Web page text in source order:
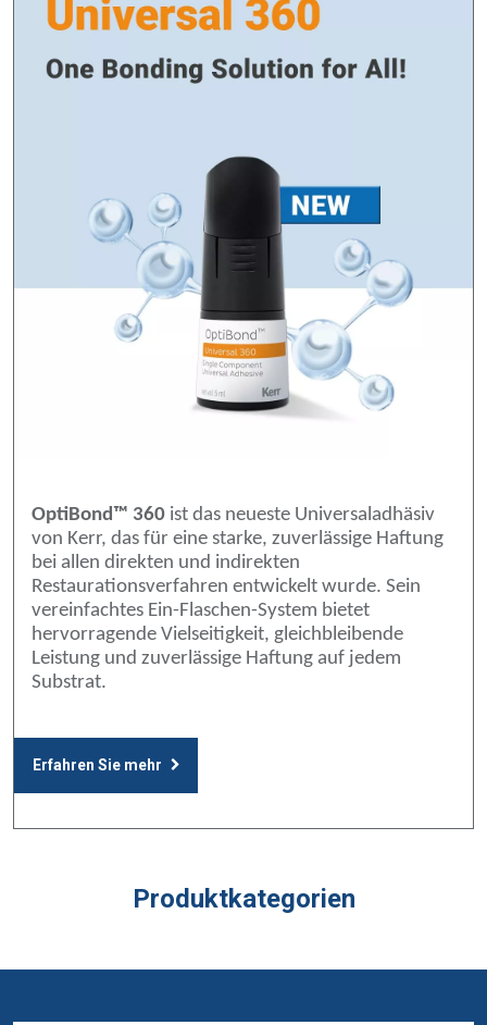
OptiBond™ 360 ist das neueste Universaladhäsiv
von Kerr, das für eine starke, zuverlässige Haftung
bei allen direkten und indirekten
Restaurationsverfahren entwickelt wurde. Sein
vereinfachtes Ein-Flaschen-System bietet
hervorragende Vielseitigkeit, gleichbleibende
Leistung und zuverlässige Haftung auf jedem
Substrat.
Erfahren Sie mehr
Produktkategorien